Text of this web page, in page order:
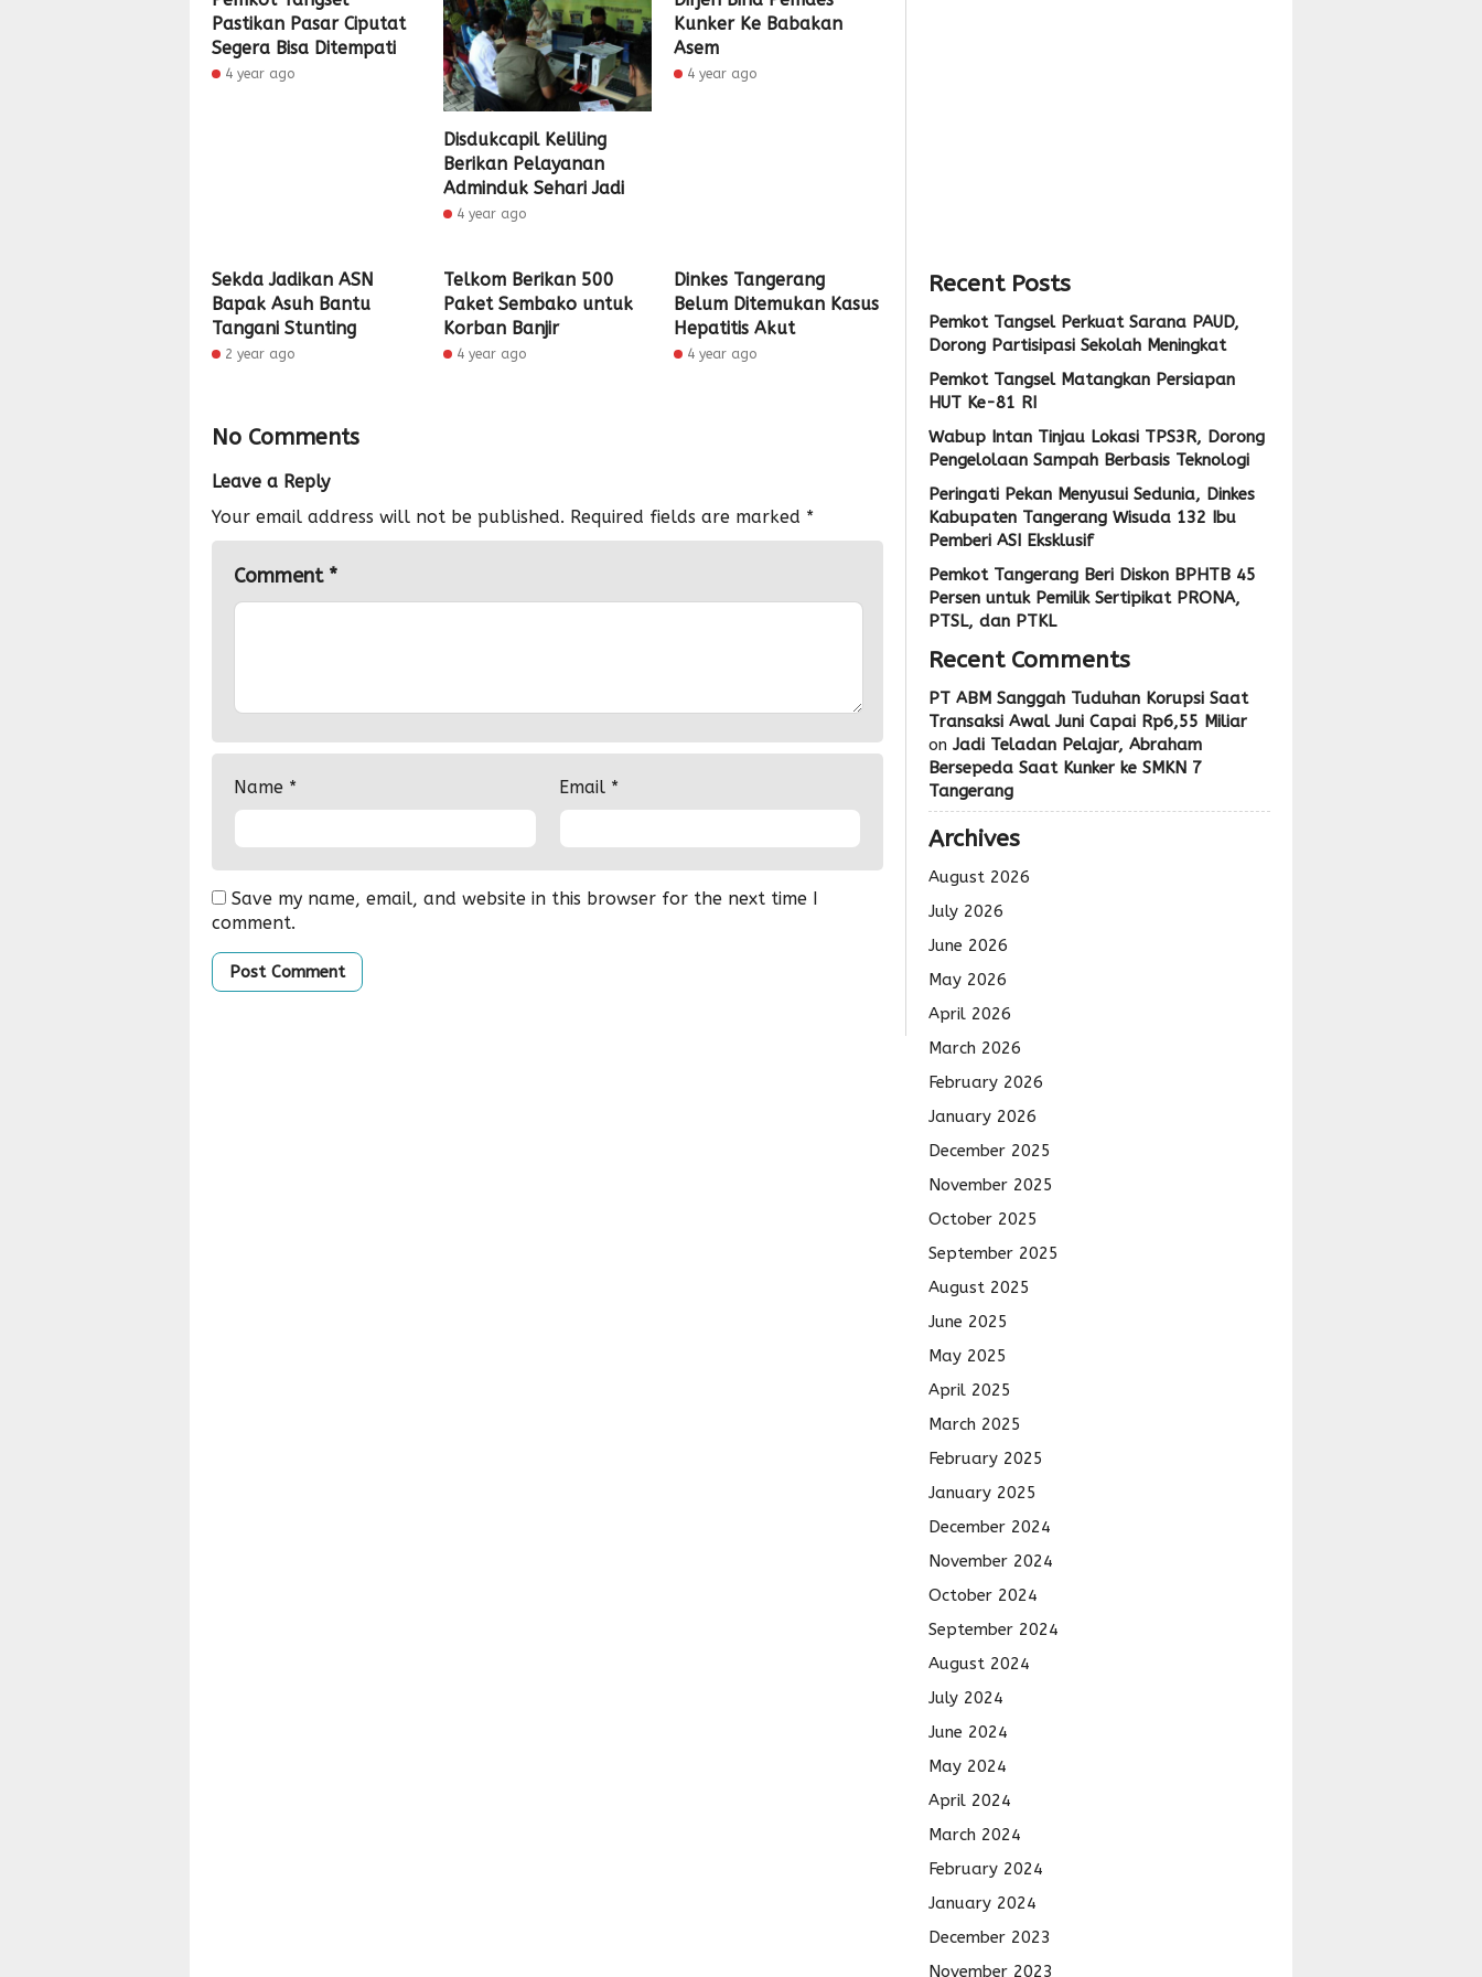
Pastikan Pasar Ciputat
Segera Bisa Ditempati
4 year ago
Disdukcapil Keliling
Berikan Pelayanan
Adminduk Sehari Jadi
4 year ago
Kunker Ke Babakan
Asem
4 year ago
Sekda Jadikan ASN
Bapak Asuh Bantu
Tangani Stunting
2 year ago
Telkom Berikan 500
Paket Sembako untuk
Korban Banjir
4 year ago
Dinkes Tangerang
Belum Ditemukan Kasus
Hepatitis Akut
4 year ago
No Comments
Leave a Reply
Your email address will not be published. Required fields are marked *
Comment *
Name * Email *
Save my name, email, and website in this browser for the next time I
comment.
Recent Posts
Pemkot Tangsel Perkuat Sarana PAUD,
Dorong Partisipasi Sekolah Meningkat
Pemkot Tangsel Matangkan Persiapan
HUT Ke-81 RI
Wabup Intan Tinjau Lokasi TPS3R, Dorong
Pengelolaan Sampah Berbasis Teknologi
Peringati Pekan Menyusui Sedunia, Dinkes
Kabupaten Tangerang Wisuda 132 Ibu
Pemberi ASI Eksklusif
Pemkot Tangerang Beri Diskon BPHTB 45
Persen untuk Pemilik Sertipikat PRONA,
PTSL, dan PTKL
Recent Comments
PT ABM Sanggah Tuduhan Korupsi Saat
Transaksi Awal Juni Capai Rp6,55 Miliar
on Jadi Teladan Pelajar, Abraham
Bersepeda Saat Kunker ke SMKN 7
Tangerang
Archives
August 2026
July 2026
June 2026
May 2026
April 2026
March 2026
February 2026
January 2026
December 2025
November 2025
October 2025
September 2025
August 2025
June 2025
May 2025
April 2025
March 2025
February 2025
January 2025
December 2024
November 2024
October 2024
September 2024
August 2024
July 2024
June 2024
May 2024
April 2024
March 2024
February 2024
January 2024
December 2023
November 2023